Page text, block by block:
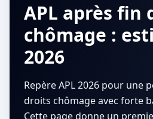
APL après fin
chômage :
2026
Repère APL 2026 pour une
droits chômage avec forte
Cette page donne un